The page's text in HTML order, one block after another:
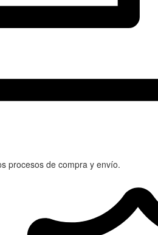
procesos de compra y envío.